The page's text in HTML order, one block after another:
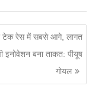
टेक रेस में सबसे आगे, लागत
इनोवेशन बना ताकत: पीयूष
गोयल